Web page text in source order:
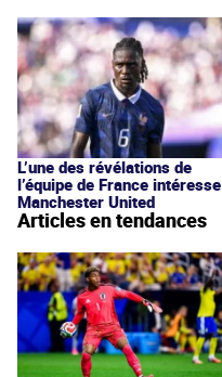
L’une des révélations de
l’équipe de France intéresse
Manchester United
Articles en tendances